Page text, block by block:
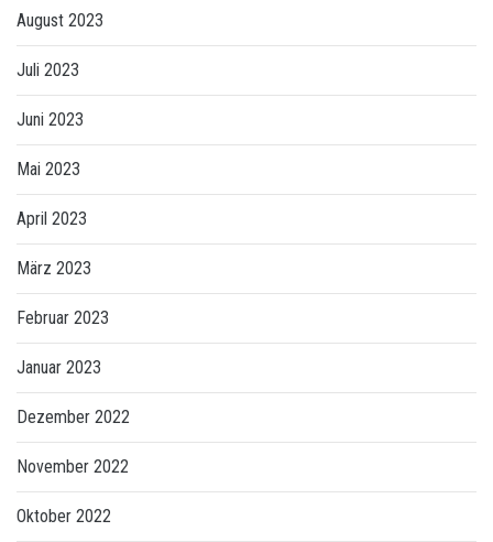
August 2023
Juli 2023
Juni 2023
Mai 2023
April 2023
März 2023
Februar 2023
Januar 2023
Dezember 2022
November 2022
Oktober 2022